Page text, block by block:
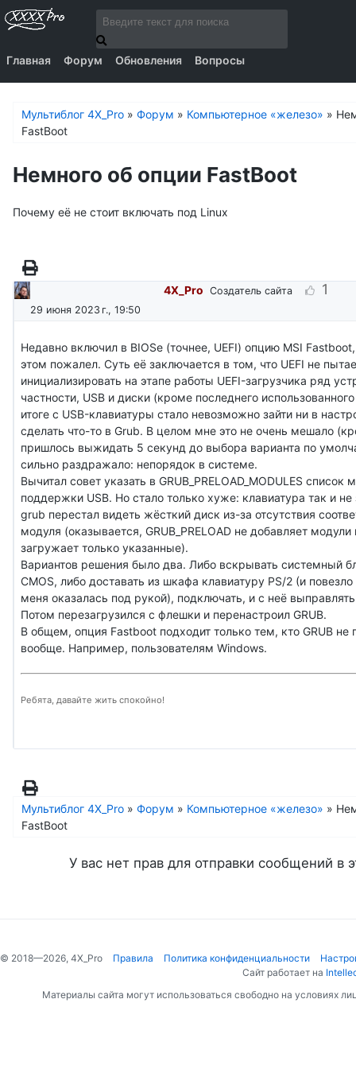
Главная Форум Обновления Вопросы
Мультиблог 4X_Pro » Форум » Компьютерное «железо» »
FastBoot
Немного об опции FastBoot
Почему её не стоит включать под Linux
4X_Pro Создатель сайта 1
29 июня 2023 г., 19:50
Недавно включил в BIOSе (точнее, UEFI) опцию MSI
этом пожалел. Суть её заключается в том, что UEFI не
инициализировать на этапе работы UEFI-загрузчика ряд
частности, USB и диски (кроме последнего
итоге с USB-клавиатуры стало невозможно зайти ни в
сделать что-то в Grub. В целом мне это не очень мешало
пришлось выжидать 5 секунд до выбора варианта по
сильно раздражало: непорядок в системе.
Вычитал совет указать в GRUB_PRELOAD_MODULES список
поддержки USB. Но стало только хуже: клавиатура так и не
grub перестал видеть жёсткий диск из-за отсутствия
модуля (оказывается, GRUB_PRELOAD не добавляет модули
загружает только указанные).
Вариантов решения было два. Либо вскрывать системный
CMOS, либо доставать из шкафа клавиатуру PS/2 (и
меня оказалась под рукой), подключать, и с неё
Потом перезагрузился с флешки и перенастроил GRUB.
В общем, опция Fastboot подходит только тем, кто GRUB не
вообще. Например, пользователям Windows.
Ребята, давайте жить спокойно!
Мультиблог 4X_Pro » Форум » Компьютерное «железо» »
FastBoot
У вас нет прав для отправки сообщений в
© 2018—2026, 4X_Pro Правила Политика конфиденциальности
Сайт работает на
Материалы сайта могут использоваться свободно на условиях